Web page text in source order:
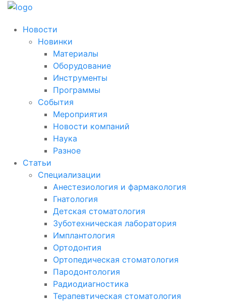
Новости
Новинки
Материалы
Оборудование
Инструменты
Программы
События
Мероприятия
Новости компаний
Наука
Разное
Статьи
Специализации
Анестезиология и фармакология
Гнатология
Детская стоматология
Зуботехническая лаборатория
Имплантология
Ортодонтия
Ортопедическая стоматология
Пародонтология
Радиодиагностика
Терапевтическая стоматология